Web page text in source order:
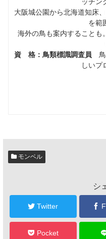
大阪城公園から北海道知床
を範
海外の鳥も案内することも
資 格：鳥類標識調査員 鳥
しいプ
モンベル
シ
Twitter
Pocket